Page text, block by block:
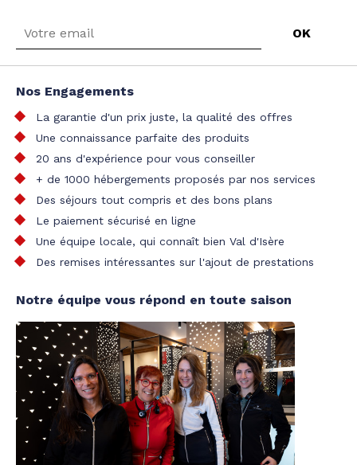
Nos Engagements
La garantie d'un prix juste, la qualité des offres
Une connaissance parfaite des produits
20 ans d'expérience pour vous conseiller
+ de 1000 hébergements proposés par nos services
Des séjours tout compris et des bons plans
Le paiement sécurisé en ligne
Une équipe locale, qui connaît bien Val d'Isère
Des remises intéressantes sur l'ajout de prestations
Notre équipe vous répond en toute saison